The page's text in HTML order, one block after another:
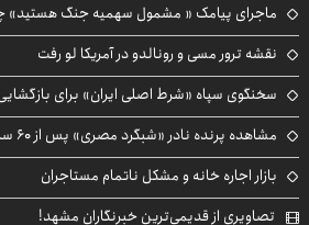
ماجرای پیامک « مشمول سهمیه جنگ
نقشه ترور مسی و رونالدو در آمریکا لو رفت
سخنگوی سپاه «شرط اصلی ایران» برای بازگشایی
مشاهده پرنده نادر «شبگرد مصری» پس از ۶۰ سال غیبت در نهاوند
بازار اجاره خانه و مشکل ناتمام مستاجران
تصاویری از قدیمی‌ترین خبرنگاران مشهد!